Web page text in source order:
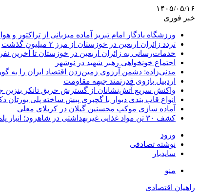
۱۴۰۵/۰۵/۱۶
خبر فوری
ورزشگاه یادگار امام تبریز آماده میزبانی از تراکتور و
تردد زائران اربعین در خوزستان از مرز ۲ میلیون گذشت
خدمات‌رسانی به زائران اربعین در خوزستان تا آخرین نفر
اجتماع خونخواهی رهبر شهید در نوشهر
مدنی‌زاده: دشمن آرزوی زمین‌زدن اقتصاد ایران را به
اردبیل بازوی قدرتمند جبهه مقاومت
واکنش سریع آتش‌نشانان از گسترش حریق تانکر بنزین
انواع قاب بندی دیوار با گچبری پیش ساخته پلی
آماده سازی موکب محسنین گیلان در کربلای معلی
کشف ۳۰ تن مواد غذایی غیربهداشتی در شاهرود؛ انبار پلمب شد
ورود
نوشته تصادفی
سایدبار
منو
راهیان اقتصادی